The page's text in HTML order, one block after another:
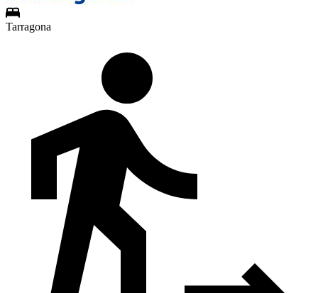
Tarragona